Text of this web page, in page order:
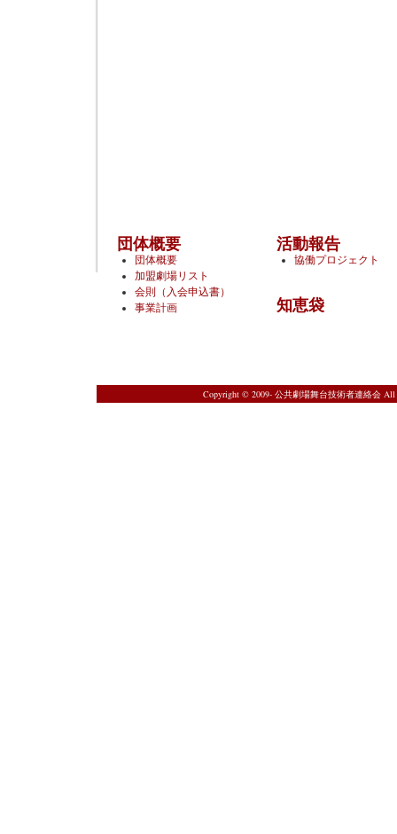
団体概要
団体概要
加盟劇場リスト
会則（入会申込書）
事業計画
活動報告
協働プロジェクト
知恵袋
Copyright © 2009- 公共劇場舞台技術者連絡会 All